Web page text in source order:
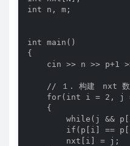
int n, m;
int main()
{
cin >> n >> p+1
// １. 构建　nxt 数
for(int i = 2, j
    {
while(j &&
if(p[i] ==
        nxt[i] = j;